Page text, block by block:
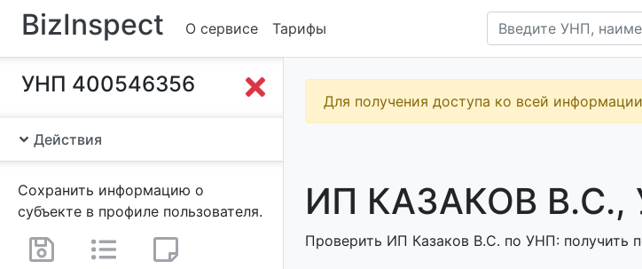
BizInspect О сервисе Тарифы
УНП 400546356
Действия
Сохранить информацию о
субъекте в профиле пользователя.
Для получения доступа ко всей
ИП КАЗАКОВ В.С.,
Проверить ИП Казаков В.С. по УНП: получить